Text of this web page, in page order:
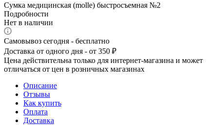
Сумка медицинская (molle) быстросъемная №2
Подробности
Нет в наличии
Самовывоз сегодня - бесплатно
Доставка от одного дня - от 350 ₽
Цена действительна только для интернет-магазина и может
отличаться от цен в розничных магазинах
Описание
Отзывы
Как купить
Оплата
Доставка